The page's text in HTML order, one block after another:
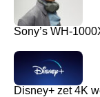
Sony’s WH-
Disney+ zet 4K